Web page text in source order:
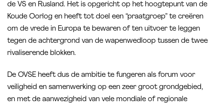
de VS en Rusland. Het is opgericht op het hoogtepunt van de
Koude Oorlog en heeft tot doel een “praatgroep” te creëren
om de vrede in Europa te bewaren of ten uitvoer te leggen
tegen de achtergrond van de wapenwedloop tussen de twee
rivaliserende blokken.
De OVSE heeft dus de ambitie te fungeren als forum voor
veiligheid en samenwerking op een zeer groot grondgebied,
en met de aanwezigheid van vele mondiale of regionale